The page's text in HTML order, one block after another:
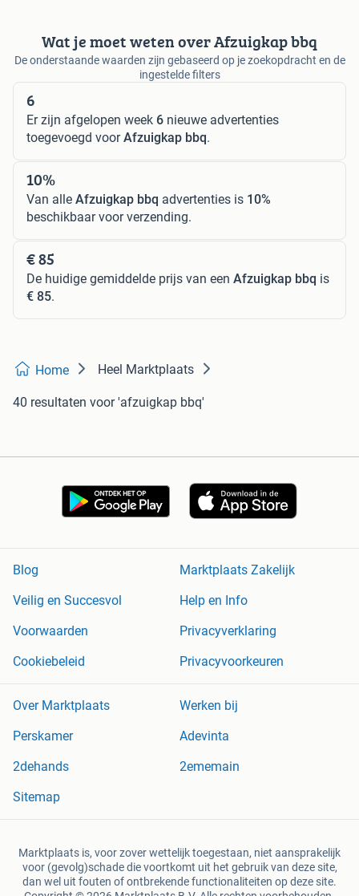
Wat je moet weten over Afzuigkap bbq
De onderstaande waarden zijn gebaseerd op je zoekopdracht en de
ingestelde filters
6
Er zijn afgelopen week 6 nieuwe advertenties
toegevoegd voorAfzuigkap bbq.
10%
Van alle Afzuigkap bbq advertenties is 10%
beschikbaar voor verzending.
€ 85
De huidige gemiddelde prijs van een Afzuigkap bbq is
€ 85.
Home Heel Marktplaats
40 resultaten voor 'afzuigkap bbq'
Blog
Marktplaats Zakelijk
Veilig en Succesvol
Help en Info
Voorwaarden
Privacyverklaring
Cookiebeleid
Privacyvoorkeuren
Over Marktplaats
Werken bij
Perskamer
Adevinta
2dehands
2ememain
Sitemap
Marktplaats is, voor zover wettelijk toegestaan, niet aansprakelijk
voor (gevolg)schade die voortkomt uit het gebruik van deze site,
dan wel uit fouten of ontbrekende functionaliteiten op deze site.